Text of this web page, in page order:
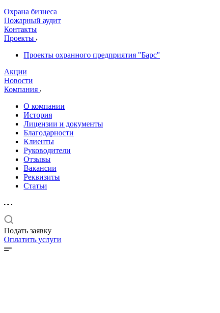
Охрана бизнеса
Пожарный аудит
Контакты
Проекты
Проекты охранного предприятия "Барс"
Акции
Новости
Компания
О компании
История
Лицензии и документы
Благодарности
Клиенты
Руководители
Отзывы
Вакансии
Реквизиты
Статьи
Подать заявку
Оплатить услуги